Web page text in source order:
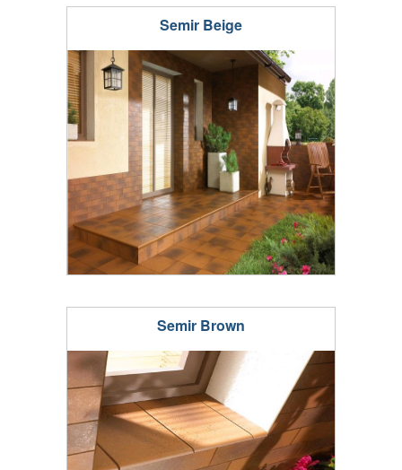
Semir Beige
Semir Brown